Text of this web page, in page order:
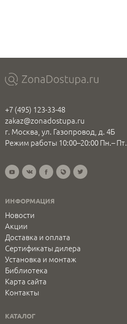
+7 (495) 123-33-48
zakaz@zonadostupa.ru
г. Москва, ул. Газопровод, д. 4Б
Режим работы 10:00–20:00 Пн.– Пт.
ИНФОРМАЦИЯ
Новости
Акции
Доставка и оплата
Сертификаты дилера
Установка и монтаж
Библиотека
Карта сайта
Контакты
КАТАЛОГ